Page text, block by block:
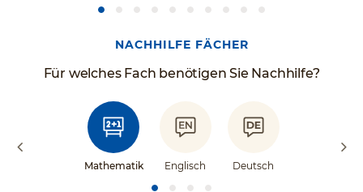
NACHHILFE FÄCHER
Für welches Fach benötigen Sie Nachhilfe?
Mathematik Englisch Deutsch